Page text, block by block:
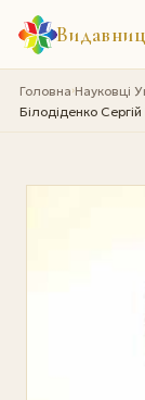
Головна›Науковці
Білодіденко